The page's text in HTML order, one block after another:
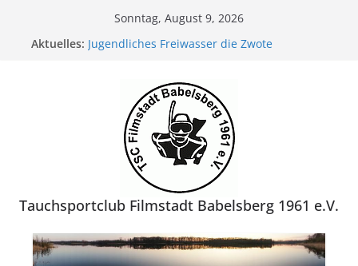
Sonntag, August 9, 2026
Aktuelles: Jugendliches Freiwasser die Zwote
Reisebericht Grevelinger Meer/ Niederlande
Reisebericht NaturaGart Ibbenbühren/ NRW
Tauchsportclub Filmstadt Babelsberg 1961 e.V.